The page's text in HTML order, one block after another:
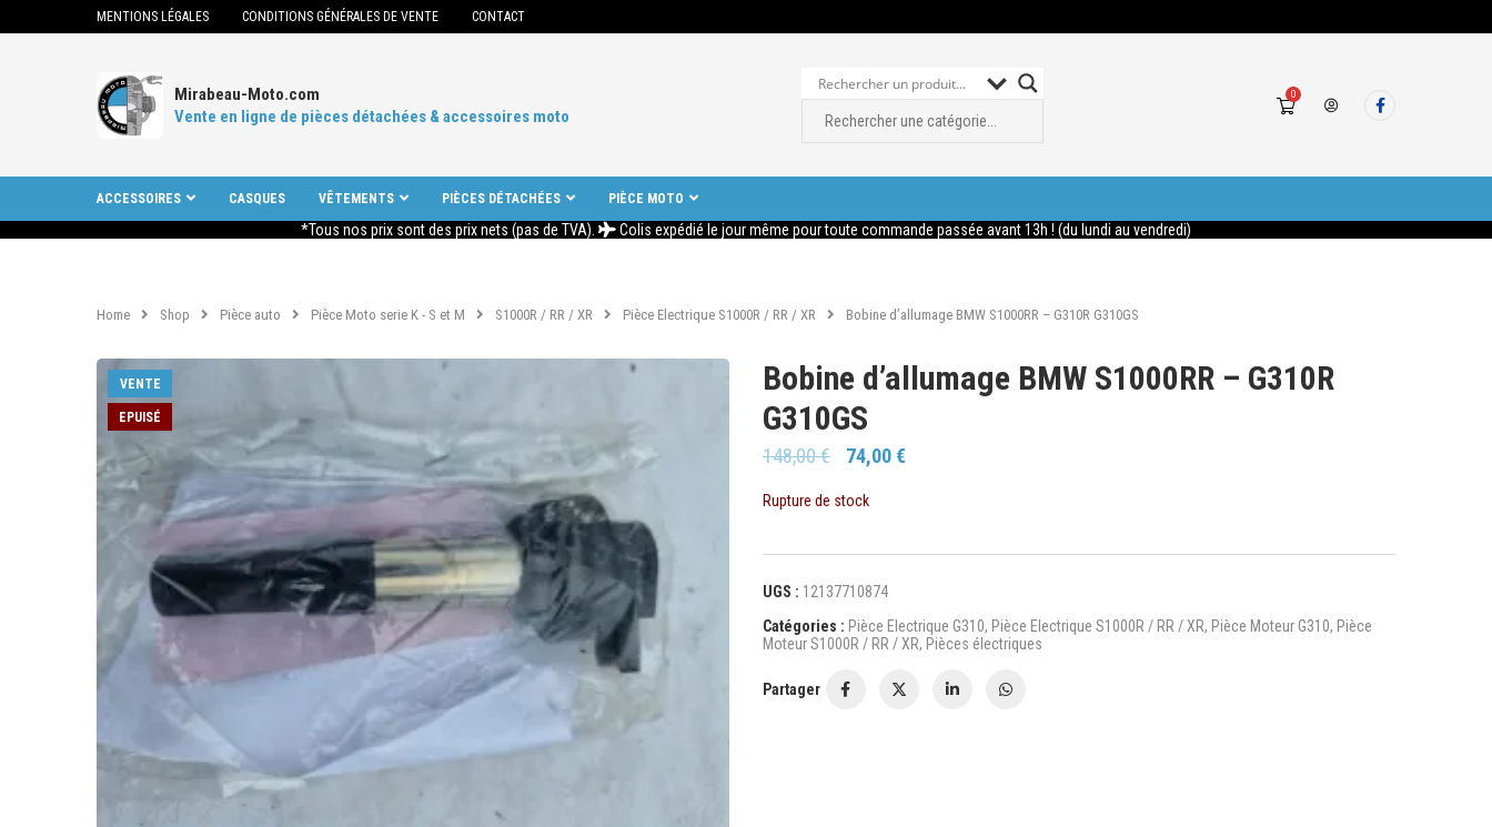
MENTIONS LÉGALES CONDITIONS GÉNÉRALES DE VENTE CONTACT
Mirabeau-Moto.com
Vente en ligne de pièces détachées & accessoires moto
0
ACCESSOIRES CASQUES VÊTEMENTS PIÈCES DÉTACHÉES PIÈCE MOTO
*Tous nos prix sont des prix nets (pas de TVA). Colis expédié le jour même pour toute commande passée avant 13h ! (du lundi au vendredi)
Home Shop Pièce auto Pièce Moto serie K - S et M S1000R / RR / XR Pièce Electrique S1000R / RR / XR Bobine d’allumage BMW S1000RR – G310R G310GS
VENTE
EPUISÉ
Bobine d’allumage BMW S1000RR – G310R
G310GS
148,00€ 74,00€
Rupture de stock
UGS : 12137710874
Catégories : Pièce Electrique G310, Pièce Electrique S1000R / RR / XR, Pièce Moteur G310, Pièce
Moteur S1000R / RR / XR, Pièces électriques
Partager